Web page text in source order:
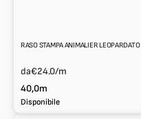
RASO STAMPA ANIMALIER LEOPARDATO
da€24.0/m
40,0m
Disponibile